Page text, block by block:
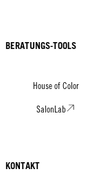
BERATUNGS-TOOLS
House of Color
SalonLab
KONTAKT